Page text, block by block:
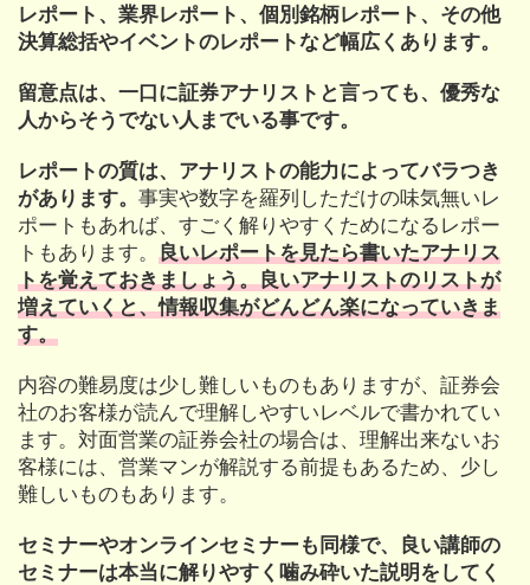
レポート、業界レポート、個別銘柄レポート、その他
決算総括やイベントのレポートなど幅広くあります。
留意点は、一口に証券アナリストと言っても、優秀な
人からそうでない人までいる事です。
レポートの質は、アナリストの能力によってバラつき
があります。 事実や数字を羅列しただけの味気無いレ
ポートもあれば、すごく解りやすくためになるレポー
トもあります。 良いレポートを見たら書いたアナリス
トを覚えておきましょう。良いアナリストのリストが
増えていくと、情報収集がどんどん楽になっていきま
す。
内容の難易度は少し難しいものもありますが、証券会
社のお客様が読んで理解しやすいレベルで書かれてい
ます。対面営業の証券会社の場合は、理解出来ないお
客様には、営業マンが解説する前提もあるため、少し
難しいものもあります。
セミナーやオンラインセミナーも同様で、良い講師の
セミナーは本当に解りやすく噛み砕いた説明をしてく